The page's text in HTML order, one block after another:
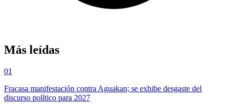
Más leídas
01
Fracasa manifestación contra Aguakan; se exhibe desgaste del
discurso político para 2027